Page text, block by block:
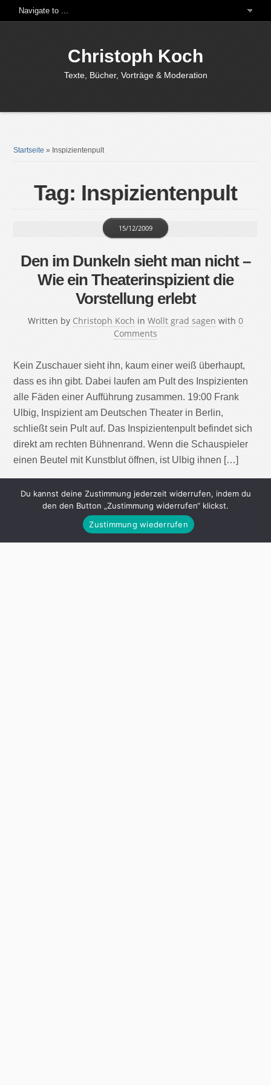
Christoph Koch
Texte, Bücher, Vorträge & Moderation
Startseite » Inspizientenpult
Tag: Inspizientenpult
Den im Dunkeln sieht man nicht –
Wie ein Theaterinspizient die
Vorstellung erlebt
Written by Christoph Koch
15/12/2009
in Wollt grad sagen with 0
Comments
Kein Zuschauer sieht ihn, kaum einer weiß überhaupt,
dass es ihn gibt. Dabei laufen am Pult des Inspizienten
alle Fäden einer Aufführung zusammen. 19:00 Frank
Ulbig, Inspizient am Deutschen Theater in Berlin,
schließt sein Pult auf. Das Inspizientenpult befindet sich
direkt am rechten Bühnenrand. Wenn die Schauspie­ler
einen Beutel mit Kunstblut öffnen, ist Ul­big ihnen […]
Continue Reading
Du kannst deine Zustimmung jederzeit widerrufen, indem du
den den Button „Zustimmung widerrufen“ klickst.
Zustimmung wiederrufen